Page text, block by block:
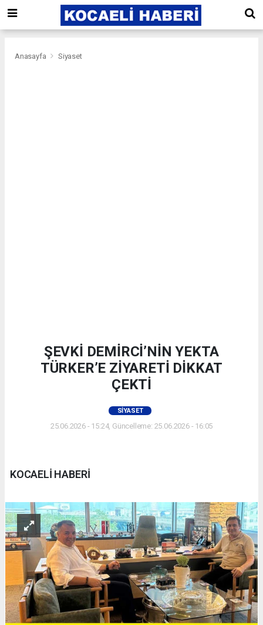
Anasayfa Siyaset
ŞEVKİ DEMİRCİ’NİN YEKTA
TÜRKER’E ZİYARETİ DİKKAT
ÇEKTİ
SIYASET
25.06.2026 - 15:24, Güncelleme: 25.06.2026 - 16:05
KOCAELİ HABERİ